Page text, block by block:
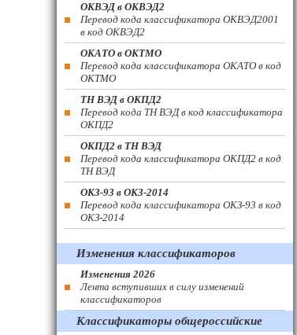
ОКВЭД в ОКВЭД2
Перевод кода классификатора ОКВЭД2001
в код ОКВЭД2
ОКАТО в ОКТМО
Перевод кода классификатора ОКАТО в код
ОКТМО
ТН ВЭД в ОКПД2
Перевод кода ТН ВЭД в код классификатора
ОКПД2
ОКПД2 в ТН ВЭД
Перевод кода классификатора ОКПД2 в код
ТН ВЭД
ОКЗ-93 в ОКЗ-2014
Перевод кода классификатора ОКЗ-93 в код
ОКЗ-2014
Изменения классификаторов
Изменения 2026
Лента вступивших в силу изменений
классификаторов
Классификаторы общероссийские